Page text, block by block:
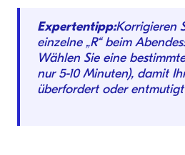
Expertentipp:Korrigieren
einzelne „R“ beim
Wählen Sie eine
nur 5-10 Minuten), damit
überfordert oder